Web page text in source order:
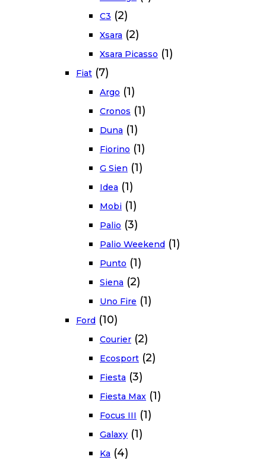
C3 (2)
Xsara (2)
Xsara Picasso (1)
Fiat (7)
Argo (1)
Cronos (1)
Duna (1)
Fiorino (1)
G Sien (1)
Idea (1)
Mobi (1)
Palio (3)
Palio Weekend (1)
Punto (1)
Siena (2)
Uno Fire (1)
Ford (10)
Courier (2)
Ecosport (2)
Fiesta (3)
Fiesta Max (1)
Focus III (1)
Galaxy (1)
Ka (4)